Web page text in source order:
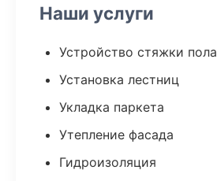
Наши услуги
Устройство стяжки пола
Установка лестниц
Укладка паркета
Утепление фасада
Гидроизоляция